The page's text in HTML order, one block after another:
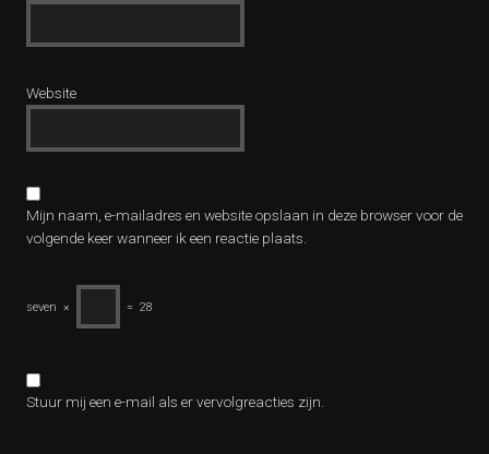
Website
Mijn naam, e-mailadres en website opslaan in deze browser voor de
volgende keer wanneer ik een reactie plaats.
seven × = 28
Stuur mij een e-mail als er vervolgreacties zijn.